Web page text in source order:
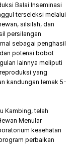
Balai Inseminasi
terseleksi melalui
silsilah, dan
persilangan
sebagai penghasil
potensi bobot
lainnya meliputi
yang
kandungan lemak 5-
Kambing, telah
Menular
kesehatan
perbaikan